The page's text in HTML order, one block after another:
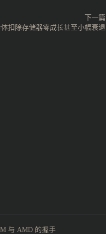
下一篇
扣除存储器零成长甚至小幅衰退
与 AMD 的握手